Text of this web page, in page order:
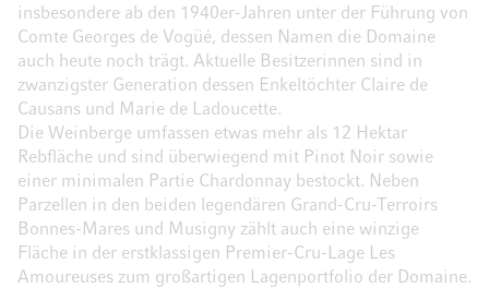
insbesondere ab den 1940er-Jahren unter der Führung von
Comte Georges de Vogüé, dessen Namen die Domaine
auch heute noch trägt. Aktuelle Besitzerinnen sind in
zwanzigster Generation dessen Enkeltöchter Claire de
Causans und Marie de Ladoucette.
Die Weinberge umfassen etwas mehr als 12 Hektar
Rebfläche und sind überwiegend mit Pinot Noir sowie
einer minimalen Partie Chardonnay bestockt. Neben
Parzellen in den beiden legendären Grand-Cru-Terroirs
Bonnes-Mares und Musigny zählt auch eine winzige
Fläche in der erstklassigen Premier-Cru-Lage Les
Amoureuses zum großartigen Lagenportfolio der Domaine.